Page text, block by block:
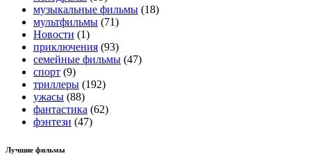
музыкальные фильмы (18)
мультфильмы (71)
Новости (1)
приключения (93)
семейные фильмы (47)
спорт (9)
триллеры (192)
ужасы (88)
фантастика (62)
фэнтези (47)
Лучшие фильмы